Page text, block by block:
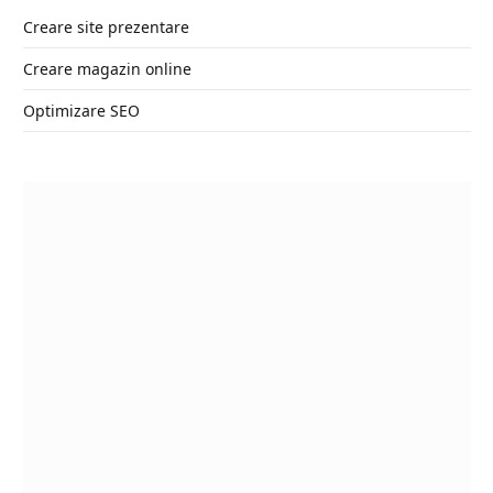
Creare site prezentare
Creare magazin online
Optimizare SEO